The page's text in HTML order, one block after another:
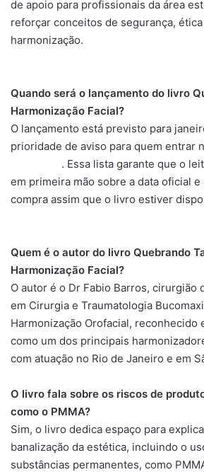
de apoio para profissionais da área
reforçar conceitos de segurança,
harmonização.
Quando será o lançamento do livro
Harmonização Facial?
O lançamento está previsto para
prioridade de aviso para quem entrar
. Essa lista garante que o
em primeira mão sobre a data oficial
compra assim que o livro estiver
Quem é o autor do livro Quebrando
Harmonização Facial?
O autor é o Dr Fabio Barros, cirurgião
em Cirurgia e Traumatologia
Harmonização Orofacial, reconhecido
como um dos principais
com atuação no Rio de Janeiro e em
O livro fala sobre os riscos de
como o PMMA?
Sim, o livro dedica espaço para
banalização da estética, incluindo o
substâncias permanentes, como